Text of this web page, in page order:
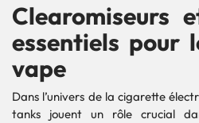
Clearomiseurs
essentiels pour
vape
Dans l’univers de la cigarette
tanks jouent un rôle crucial